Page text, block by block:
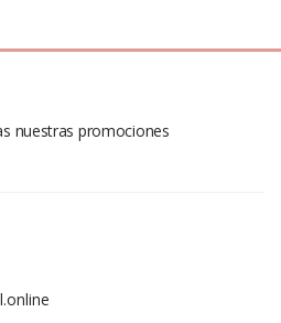
nuestras promociones